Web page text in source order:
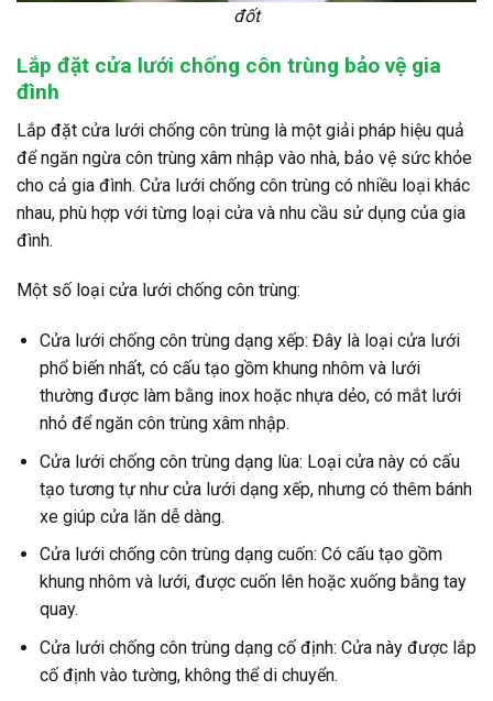
đốt
Lắp đặt cửa lưới chống côn trùng bảo vệ gia
đình
Lắp đặt cửa lưới chống côn trùng là một giải pháp hiệu quả
để ngăn ngừa côn trùng xâm nhập vào nhà, bảo vệ sức khỏe
cho cả gia đình. Cửa lưới chống côn trùng có nhiều loại khác
nhau, phù hợp với từng loại cửa và nhu cầu sử dụng của gia
đình.
Một số loại cửa lưới chống côn trùng:
Cửa lưới chống côn trùng dạng xếp: Đây là loại cửa lưới
phổ biến nhất, có cấu tạo gồm khung nhôm và lưới
thường được làm bằng inox hoặc nhựa dẻo, có mắt lưới
nhỏ để ngăn côn trùng xâm nhập.
Cửa lưới chống côn trùng dạng lùa: Loại cửa này có cấu
tạo tương tự như cửa lưới dạng xếp, nhưng có thêm bánh
xe giúp cửa lăn dễ dàng.
Cửa lưới chống côn trùng dạng cuốn: Có cấu tạo gồm
khung nhôm và lưới, được cuốn lên hoặc xuống bằng tay
quay.
Cửa lưới chống côn trùng dạng cố định: Cửa này được lắp
cố định vào tường, không thể di chuyển.